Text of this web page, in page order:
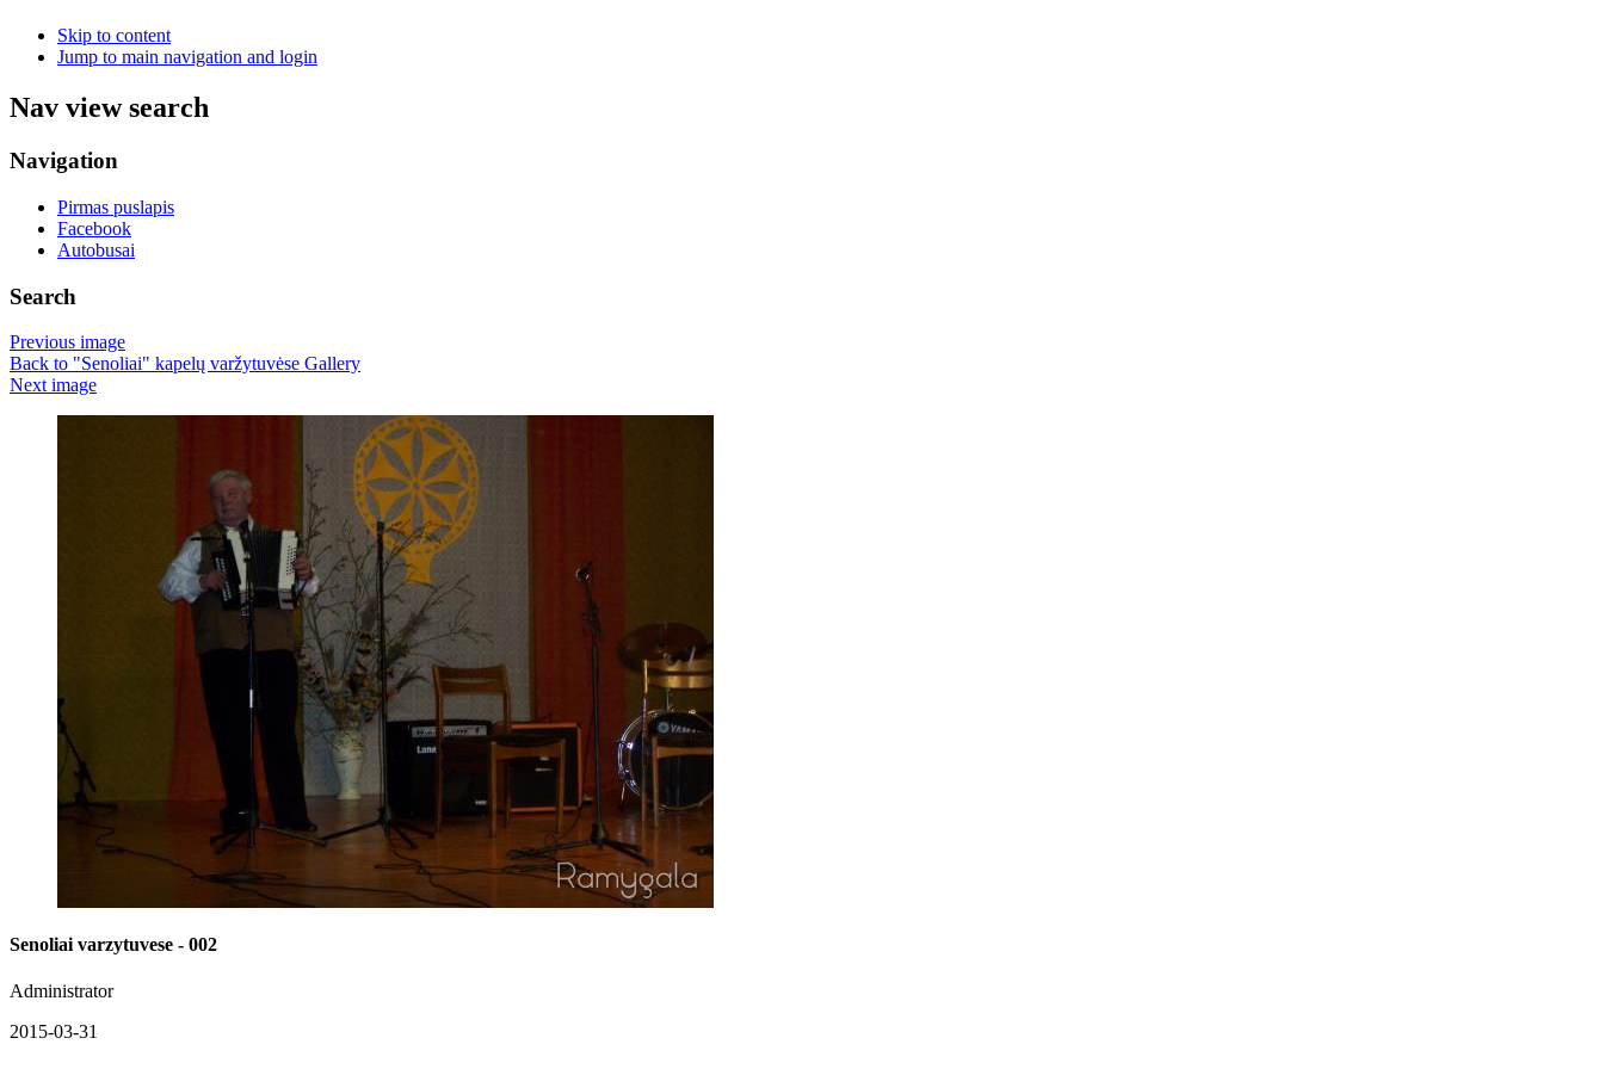
Skip to content
Jump to main navigation and login
Nav view search
Navigation
Pirmas puslapis
Facebook
Autobusai
Search
Previous image
Back to "Senoliai" kapelų varžytuvėse Gallery
Next image
Senoliai varzytuvese - 002
Administrator
2015-03-31